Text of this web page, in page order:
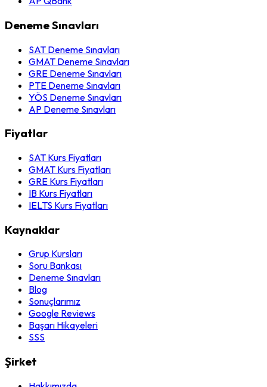
Deneme Sınavları
SAT Deneme Sınavları
GMAT Deneme Sınavları
GRE Deneme Sınavları
PTE Deneme Sınavları
YÖS Deneme Sınavları
AP Deneme Sınavları
Fiyatlar
SAT Kurs Fiyatları
GMAT Kurs Fiyatları
GRE Kurs Fiyatları
IB Kurs Fiyatları
IELTS Kurs Fiyatları
Kaynaklar
Grup Kursları
Soru Bankası
Deneme Sınavları
Blog
Sonuçlarımız
Google Reviews
Başarı Hikayeleri
SSS
Şirket